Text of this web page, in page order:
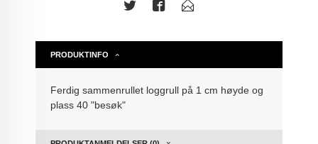
PRODUKTINFO
Ferdig sammenrullet loggrull på 1 cm høyde og
plass 40 "besøk"